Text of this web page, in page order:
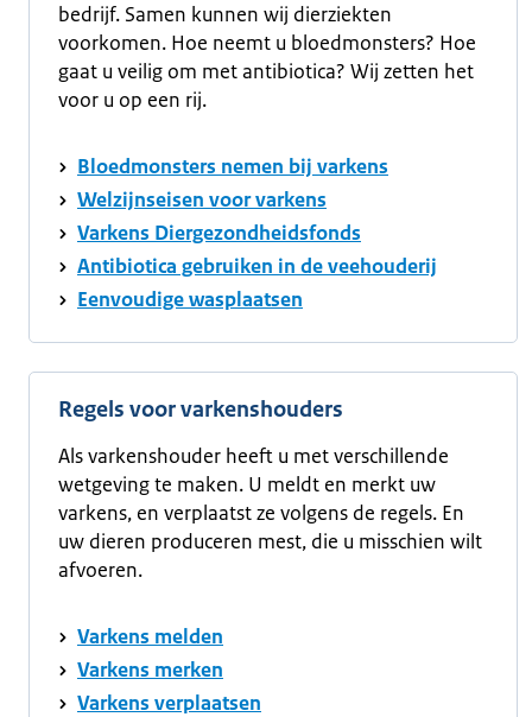
bedrijf. Samen kunnen wij dierziekten
voorkomen. Hoe neemt u bloedmonsters? Hoe
gaat u veilig om met antibiotica? Wij zetten het
voor u op een rij.
Bloedmonsters nemen bij varkens
Welzijnseisen voor varkens
Varkens Diergezondheidsfonds
Antibiotica gebruiken in de veehouderij
Eenvoudige wasplaatsen
Regels voor varkenshouders
Als varkenshouder heeft u met verschillende
wetgeving te maken. U meldt en merkt uw
varkens, en verplaatst ze volgens de regels. En
uw dieren produceren mest, die u misschien wilt
afvoeren.
Varkens melden
Varkens merken
Varkens verplaatsen